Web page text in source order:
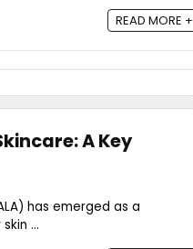
READ MORE +
A Key
has emerged as a
...